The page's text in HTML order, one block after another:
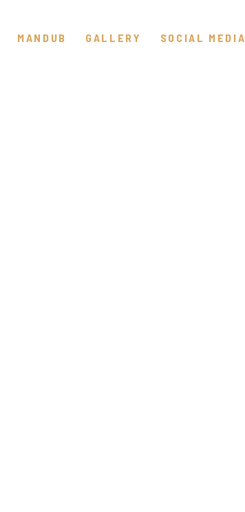
MANDUB GALLERY SOCIAL MEDIA